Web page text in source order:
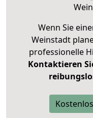
Wenn Sie
Weinstadt
professionelle
Kontaktieren